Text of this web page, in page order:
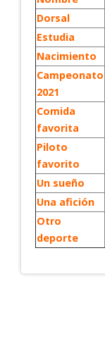
Dorsal
Estudia
Nacimiento
Campeonato
2021
Comida
favorita
Piloto
favorito
Un sueño
Una afición
Otro
deporte